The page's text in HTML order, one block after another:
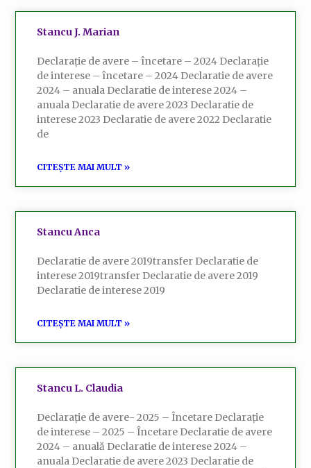
Stancu J. Marian
Declarație de avere – încetare – 2024 Declarație
de interese – încetare – 2024 Declaratie de avere
2024 – anuala Declaratie de interese 2024 –
anuala Declaratie de avere 2023 Declaratie de
interese 2023 Declaratie de avere 2022 Declaratie
de
CITEȘTE MAI MULT »
Stancu Anca
Declaratie de avere 2019transfer Declaratie de
interese 2019transfer Declaratie de avere 2019
Declaratie de interese 2019
CITEȘTE MAI MULT »
Stancu L. Claudia
Declarație de avere- 2025 – Încetare Declarație
de interese – 2025 – Încetare Declaratie de avere
2024 – anuală Declaratie de interese 2024 –
anuala Declaratie de avere 2023 Declaratie de